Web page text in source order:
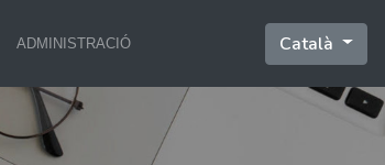
ADMINISTRACIÓ Català